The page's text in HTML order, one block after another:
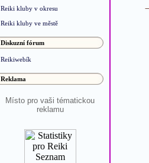
Reiki kluby v okresu
Reiki kluby ve městě
Diskuzní fórum
Reikiwebík
Reklama
Místo pro vaši tématickou
reklamu